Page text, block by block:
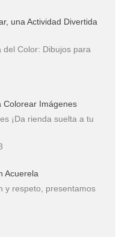
una Actividad Divertida
del Color: Dibujos para
Colorear Imágenes
¡Da rienda suelta a tu
Acuerela
y respeto, presentamos